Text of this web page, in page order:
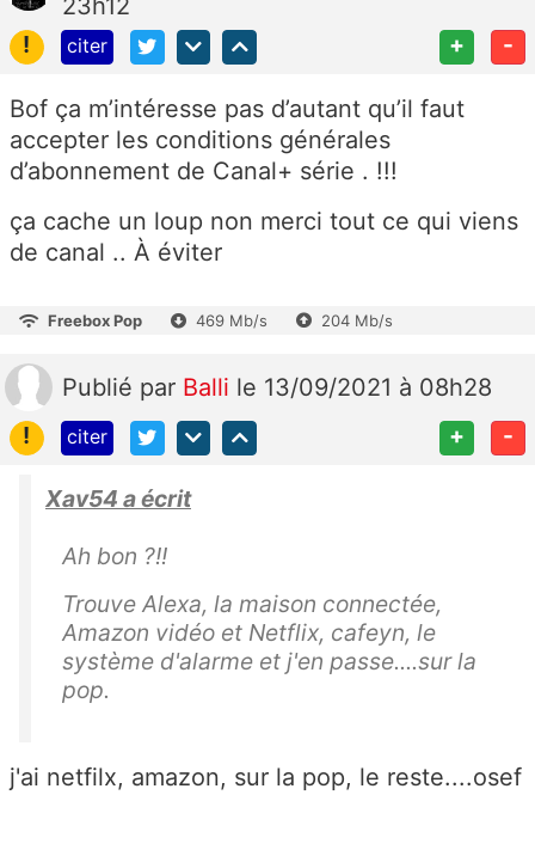
23h12
!
citer + -
Bof ça m’intéresse pas d’autant qu’il faut
accepter les conditions générales
d’abonnement de Canal+ série . !!!
ça cache un loup non merci tout ce qui viens
de canal .. À éviter
Freebox Pop 469 Mb/s 204 Mb/s
Publié par Balli le 13/09/2021 à 08h28
!
citer + -
Xav54 a écrit
Ah bon ?!!
Trouve Alexa, la maison connectée,
Amazon vidéo et Netflix, cafeyn, le
système d'alarme et j'en passe....sur la
pop.
j'ai netfilx, amazon, sur la pop, le reste....osef